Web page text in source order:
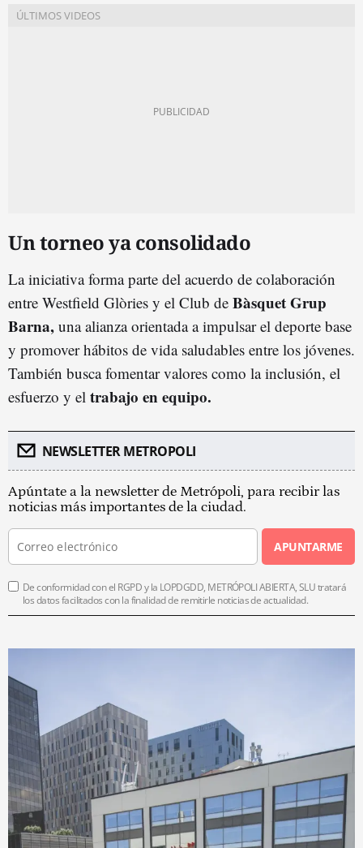
Un torneo ya consolidado
La iniciativa forma parte del acuerdo de colaboración
entre Westfield Glòries y el Club de Bàsquet Grup
Barna, una alianza orientada a impulsar el deporte base
y promover hábitos de vida saludables entre los jóvenes.
También busca fomentar valores como la inclusión, el
esfuerzo y el trabajo en equipo.
NEWSLETTER METROPOLI
Apúntate a la newsletter de Metrópoli, para recibir las
noticias más importantes de la ciudad.
APUNTARME
De conformidad con el RGPD y la LOPDGDD, METRÓPOLI ABIERTA, SLU tratará
los datos facilitados con la finalidad de remitirle noticias de actualidad.